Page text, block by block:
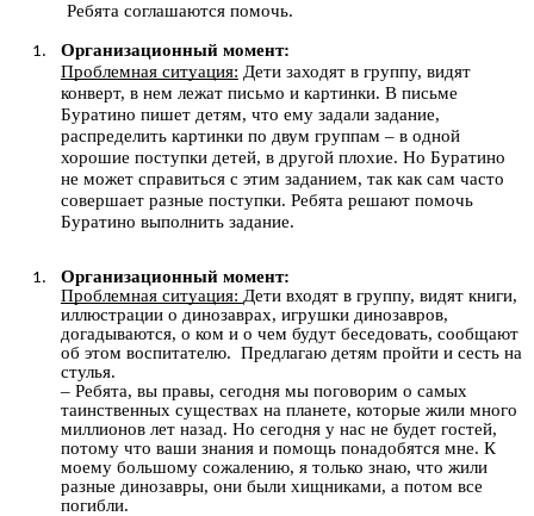
Ребята соглашаются помочь.
Организационный момент:
Проблемная ситуация: Дети заходят в группу, видят
конверт, в нем лежат письмо и картинки. В письме
Буратино пишет детям, что ему задали задание,
распределить картинки по двум группам – в одной
хорошие поступки детей, в другой плохие. Но Буратино
не может справиться с этим заданием, так как сам часто
совершает разные поступки. Ребята решают помочь
Буратино выполнить задание.
Организационный момент:
Проблемная ситуация: Дети входят в группу, видят книги,
иллюстрации о динозаврах, игрушки динозавров,
догадываются, о ком и о чем будут беседовать, сообщают
об этом воспитателю. Предлагаю детям пройти и сесть на
стулья.
– Ребята, вы правы, сегодня мы поговорим о самых
таинственных существах на планете, которые жили много
миллионов лет назад. Но сегодня у нас не будет гостей,
потому что ваши знания и помощь понадобятся мне. К
моему большому сожалению, я только знаю, что жили
разные динозавры, они были хищниками, а потом все
погибли.